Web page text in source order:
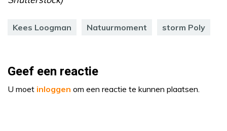
Kees Loogman Natuurmoment storm Poly
Geef een reactie
U moet inloggen om een reactie te kunnen plaatsen.